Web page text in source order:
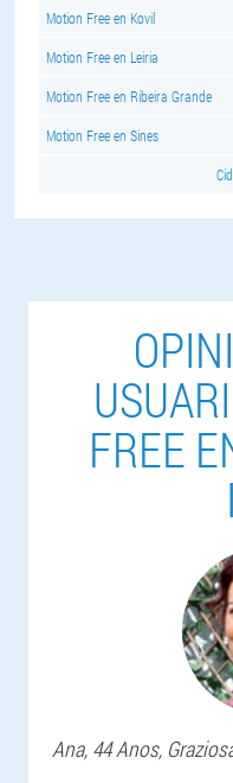
Motion Free en Kovil
Motion Free en Leiria
Motion Free en Ribeira Grande
Motion Free en Sines
FREE
Ana, 44 Anos,